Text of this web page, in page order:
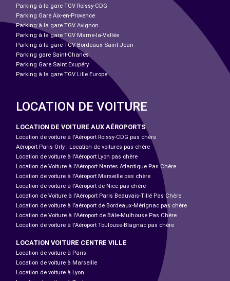
Parking à la gare TGV Roissy-CDG
Parking Gare Aix-en-Provence
Parking à la gare TGV Avignon
Parking à la gare TGV Marne-la-Vallée
Parking à la gare TGV Bordeaux Saint-Jean
Parking gare Saint-Charles
Parking Gare Saint Exupéry
Parking à la gare TGV Lille Europe
LOCATION DE VOITURE
LOCATION DE VOITURE AUX AÉROPORTS
Location de voiture à l'Aéroport Roissy-CDG pas chère
Aéroport Paris-Orly : Location de voitures pas chère
Location de voiture à l'Aéroport Lyon pas chère
Location de Voiture à l'Aéroport Nantes Atlantique Pas Chère
Location de voiture à l'Aéroport Marseille pas chère
Location de voiture à l'Aéroport de Nice pas chère
Location de Voiture à l'Aéroport Paris Beauvais-Tillé Pas Chère
Location de voiture à l’aéroport de Bordeaux-Mérignac pas chère
Location de Voiture à l'Aéroport de Bâle-Mulhouse Pas Chère
Location de voiture à l'Aéroport Toulouse-Blagnac pas chère
LOCATION VOITURE CENTRE VILLE
Location de voiture à Paris
Location de voiture à Marseille
Location de voiture à Lyon